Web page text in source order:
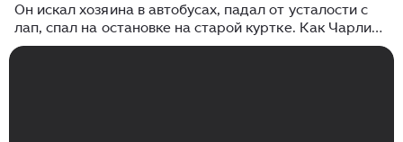
Он искал хозяина в автобусах, падал от усталости с
лап, спал на остановке на старой куртке. Как Чарли
нашёл своё счастье